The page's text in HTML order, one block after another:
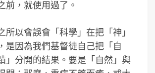
前，就使用過了。
所以會誤會「科學」在把「神」
是因為我們基督徒自己把「自
」分開的結果。要是「自然」與